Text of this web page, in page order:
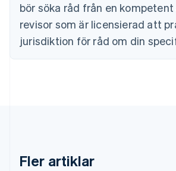
bör söka råd från en
revisor som är licensierad att
jurisdiktion för råd om din
Fler artiklar
English
Fastlandskina
简体中文 English
Finland
EnglishSvenska
English